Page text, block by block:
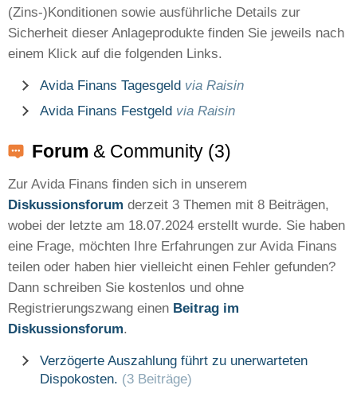
(Zins-)Konditionen sowie ausführliche Details zur
Sicherheit dieser Anlageprodukte finden Sie jeweils nach
einem Klick auf die folgenden Links.
Avida Finans Tagesgeld via Raisin
Avida Finans Festgeld via Raisin
Forum & Community (3)
Zur Avida Finans finden sich in unserem
Diskussionsforum derzeit 3 Themen mit 8 Beiträgen,
wobei der letzte am 18.07.2024 erstellt wurde. Sie haben
eine Frage, möchten Ihre Erfahrungen zur Avida Finans
teilen oder haben hier vielleicht einen Fehler gefunden?
Dann schreiben Sie kostenlos und ohne
Registrierungszwang einen Beitrag im
Diskussionsforum.
Verzögerte Auszahlung führt zu unerwarteten
Dispokosten. (3 Beiträge)